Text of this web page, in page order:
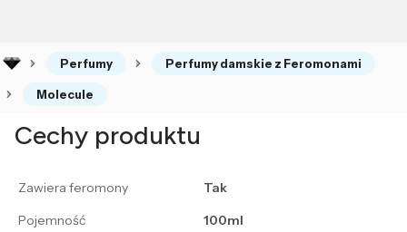
Perfumy Perfumy damskie z Feromonami
Molecule
Cechy produktu
Zawiera feromony
Tak
Pojemność
100ml